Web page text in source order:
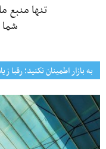
تنها منبع
به بازار اطمینان نکنید؛ رقبا